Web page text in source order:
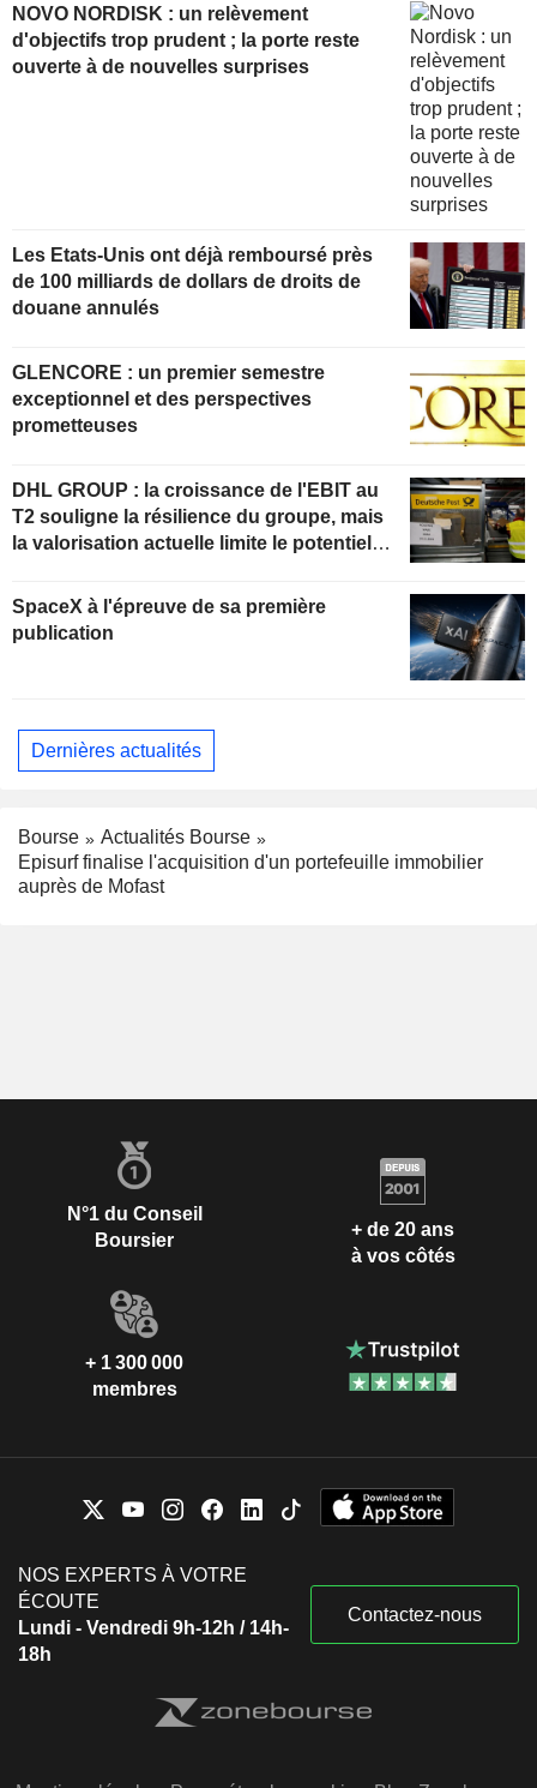
NOVO NORDISK : un relèvement
d'objectifs trop prudent ; la porte reste
ouverte à de nouvelles surprises
Les Etats-Unis ont déjà remboursé près
de 100 milliards de dollars de droits de
douane annulés
GLENCORE : un premier semestre
exceptionnel et des perspectives
prometteuses
DHL GROUP : la croissance de l'EBIT au
T2 souligne la résilience du groupe, mais
la valorisation actuelle limite le potentiel
SpaceX à l'épreuve de sa première
publication
Dernières actualités
Bourse
Actualités Bourse
Episurf finalise l'acquisition d'un portefeuille immobilier
auprès de Mofast
N°1 du Conseil
Boursier
+ de 20 ans
à vos côtés
+ 1 300 000
membres
NOS EXPERTS À VOTRE
ÉCOUTE
Lundi - Vendredi 9h-12h / 14h-
18h
Contactez-nous